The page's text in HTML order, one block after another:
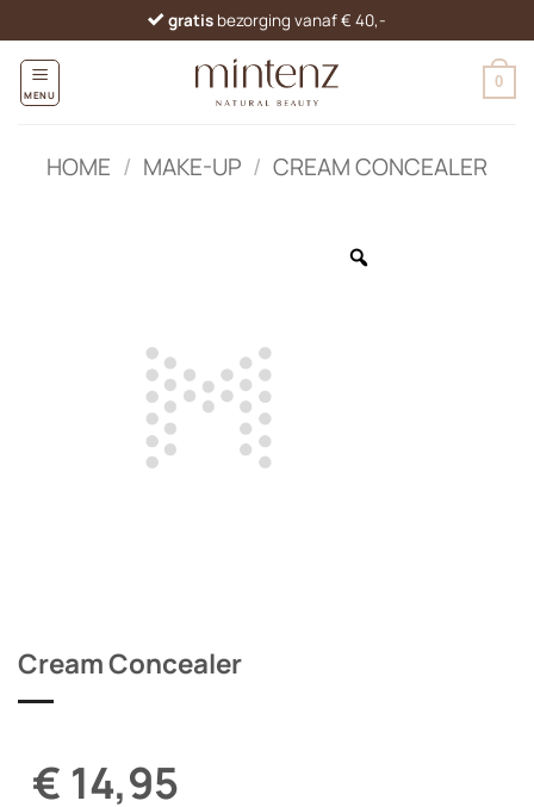
naar
inhoud
gratis bezorging vanaf € 40,-
MENU
0
HOME / MAKE-UP / CREAM CONCEALER
Cream Concealer
€ 14,95